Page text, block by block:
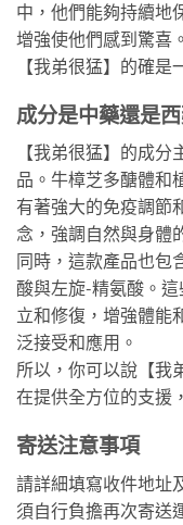
中，他們能夠持續地
增強使他們感到驚喜
【我弟很猛】的確是
成分是中藥還是西
【我弟很猛】的成
品。牛樟芝多醣體和
有著強大的免疫調節
念，強調自然與身體
同時，這款產品也包
酸與左旋-精氨酸。
立和修復，增強體能
泛接受和應用。
所以，你可以說【我
在提供全方位的支援
寄送注意事項
請詳細填寫收件地址
須自行負擔再次寄送